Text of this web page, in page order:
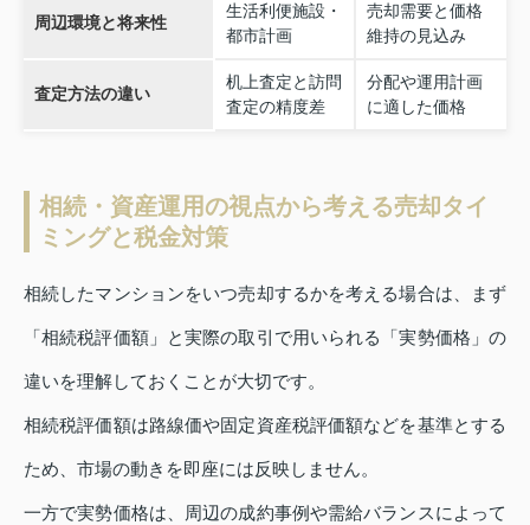
周辺環境と将来性
生活利便施設・
都市計画
売却需要と価格
維持の見込み
査定方法の違い
机上査定と訪問
査定の精度差
分配や運用計画
に適した価格
相続・資産運用の視点から考える売却タイ
ミングと税金対策
相続したマンションをいつ売却するかを考える場合は、まず
「相続税評価額」と実際の取引で用いられる「実勢価格」の
違いを理解しておくことが大切です。
相続税評価額は路線価や固定資産税評価額などを基準とする
ため、市場の動きを即座には反映しません。
一方で実勢価格は、周辺の成約事例や需給バランスによって